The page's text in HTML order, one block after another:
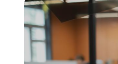
СКУД:
мобильный
доступ,
бесконтактная